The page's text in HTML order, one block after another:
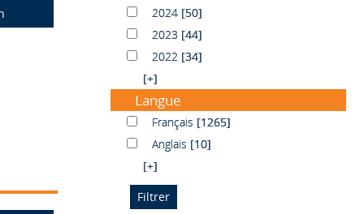
20242024 [50]
20232023 [44]
20222022 [34]
[+]
Langue
FrançaisFrançais [1265]
AnglaisAnglais [10]
[+]